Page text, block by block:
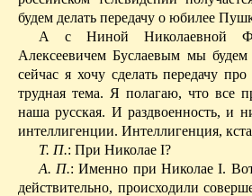
будем делать передачу о юбилее
А с Ниной Николаевной
Алексеевичем Буслаевым мы
сейчас я хочу сделать передачу
трудная тема. Я полагаю, что все
наша русская. И раздвоенность, и
интеллигенции. Интеллигенция,
Т. П.: При Николае I?
А. П.: Именно при Николае I.
действительно, происходили